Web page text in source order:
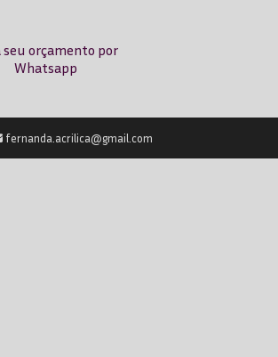
seu orçamento por
Whatsapp
fernanda.acrilica@gmail.com